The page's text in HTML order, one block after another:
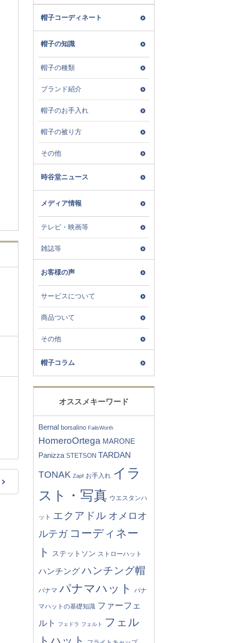
帽子コーディネート
帽子の知識
帽子の種類
ブランド紹介
帽子のお手入れ
帽子の被り方
その他
時谷堂ニュース
メディア情報
テレビ・映画等
雑誌等
お客様の声
サービスについて
商品ついて
その他
帽子コラム
オススメキーワード
Bernal borsalino FailsWorth
HomeroOrtega MARONE
Panizza STETSON TARDAN
TONAK Zapf お手入れ イラ
スト・写真 ウエスタンハ
ット エクアドル オメロオ
ルテガ コーディネー
ト
ステットソン ストローハット
ハンチング ハンチング帽
パナマ パナマハット パナ
マハットの基礎知識 ファーフェ
ルト
フェドラ フェルト
フェル